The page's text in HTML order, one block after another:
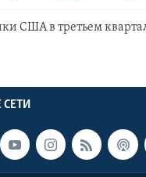
США в третьем